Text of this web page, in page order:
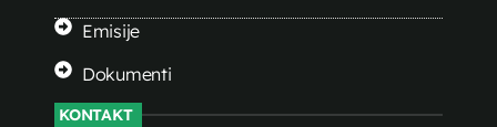
Emisije
Dokumenti
KONTAKT